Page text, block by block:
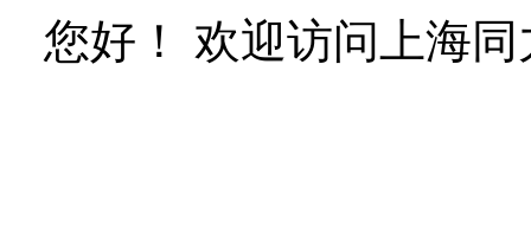
您好！ 欢迎访问上海